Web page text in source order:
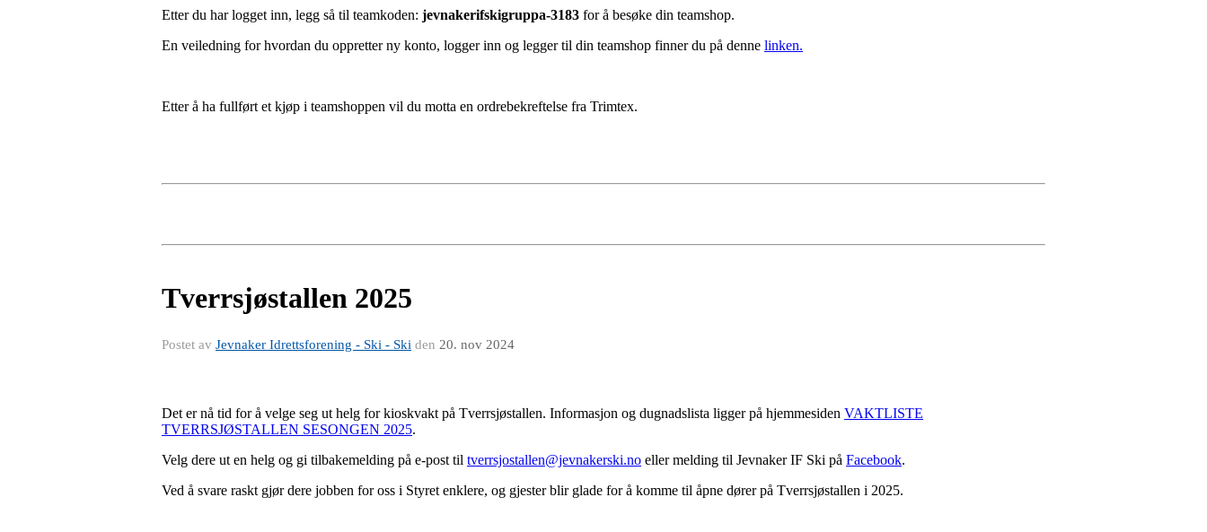
Etter du har logget inn, legg så til teamkoden: jevnakerifskigruppa-3183 for å besøke din teamshop.
En veiledning for hvordan du oppretter ny konto, logger inn og legger til din teamshop finner du på denne linken.
Etter å ha fullført et kjøp i teamshoppen vil du motta en ordrebekreftelse fra Trimtex.
Tverrsjøstallen 2025
Postet av Jevnaker Idrettsforening - Ski - Ski den 20. nov 2024
Det er nå tid for å velge seg ut helg for kioskvakt på Tverrsjøstallen. Informasjon og dugnadslista ligger på hjemmesiden VAKTLISTE
TVERRSJØSTALLEN SESONGEN 2025.
Velg dere ut en helg og gi tilbakemelding på e-post til tverrsjostallen@jevnakerski.no eller melding til Jevnaker IF Ski på Facebook.
Ved å svare raskt gjør dere jobben for oss i Styret enklere, og gjester blir glade for å komme til åpne dører på Tverrsjøstallen i 2025.